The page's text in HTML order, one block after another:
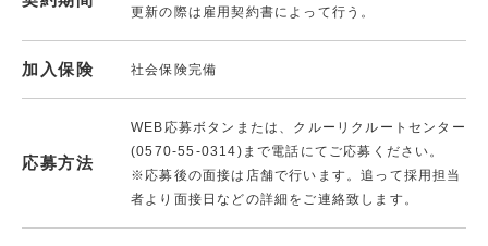
更新の際は雇用契約書によって行う。
加入保険 社会保険完備
応募方法
WEB応募ボタンまたは、クルーリクルートセンター
(0570-55-0314)まで電話にてご応募ください。
※応募後の面接は店舗で行います。追って採用担当
者より面接日などの詳細をご連絡致します。